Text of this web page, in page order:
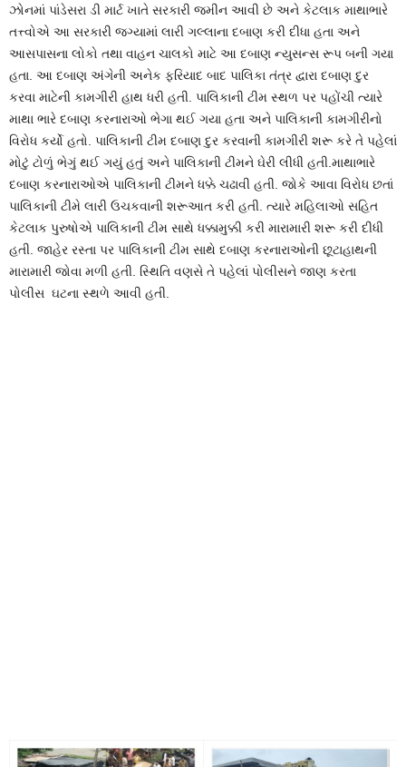
ઝોનમાં પાંડેસરા ડી માર્ટ ખાતે સરકારી જમીન આવી છે અને કેટલાક માથાભારે
તત્ત્વોએ આ સરકારી જગ્યામાં લારી ગલ્લાના દબાણ કરી દીધા હતા અને
આસપાસના લોકો તથા વાહન ચાલકો માટે આ દબાણ ન્યુસન્સ રૂપ બની ગયા
હતા. આ દબાણ અંગેની અનેક ફરિયાદ બાદ પાલિકા તંત્ર દ્વારા દબાણ દુર
કરવા માટેની કામગીરી હાથ ધરી હતી. પાલિકાની ટીમ સ્થળ પર પહોંચી ત્યારે
માથા ભારે દબાણ કરનારાઓ ભેગા થઈ ગયા હતા અને પાલિકાની કામગીરીનો
વિરોધ કર્યો હતો. પાલિકાની ટીમ દબાણ દુર કરવાની કામગીરી શરૂ કરે તે પહેલાં
મોટું ટોળું ભેગું થઈ ગયું હતું અને પાલિકાની ટીમને ઘેરી લીધી હતી.માથાભારે
દબાણ કરનારાઓએ પાલિકાની ટીમને ધક્કે ચઢાવી હતી. જોકે આવા વિરોધ છતાં
પાલિકાની ટીમે લારી ઉચકવાની શરૂઆત કરી હતી. ત્યારે મહિલાઓ સહિત
કેટલાક પુરુષોએ પાલિકાની ટીમ સાથે ધક્કામુક્કી કરી મારામારી શરૂ કરી દીધી
હતી. જાહેર રસ્તા પર પાલિકાની ટીમ સાથે દબાણ કરનારાઓની છૂટાહાથની
મારામારી જોવા મળી હતી. સ્થિતિ વણસે તે પહેલાં પોલીસને જાણ કરતા
પોલીસ ઘટના સ્થળે આવી હતી.